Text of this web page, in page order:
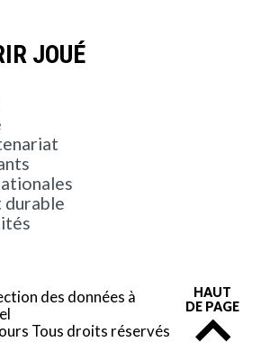
JOUÉ
durable
des données à
Tous droits réservés
HAUT
DE PAGE